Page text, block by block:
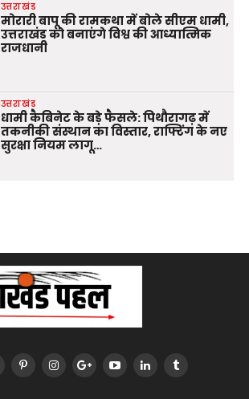
उत्तराखंड
मोरारी बापू की रामकथा में बोले सीएम धामी,
उत्तराखंड को बनाएंगे विश्व की आध्यात्मिक
राजधानी
उत्तराखंड
धामी कैबिनेट के बड़े फैसले: पिथौरागढ़ में
तकनीकी संस्थान का विस्तार, राफ्टिंग के नए
सुरक्षा नियम लागू…